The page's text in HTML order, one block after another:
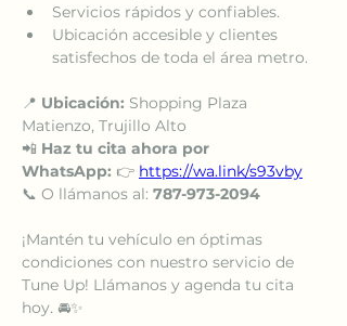
Servicios rápidos y confiables.
Ubicación accesible y clientes
satisfechos de toda el área metro.
📍 Ubicación: Shopping Plaza
Matienzo, Trujillo Alto
📲 Haz tu cita ahora por
WhatsApp: 👉 https://wa.link/s93vby
📞 O llámanos al: 787-973-2094
¡Mantén tu vehículo en óptimas
condiciones con nuestro servicio de
Tune Up! Llámanos y agenda tu cita
hoy. 🚘✨